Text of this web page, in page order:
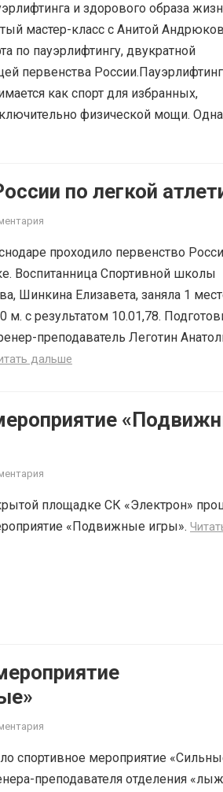
и здорового образа
мастер-класс с Анитой
по пауэрлифтингу, двукратной
первенства России.Пауэрлифтинг
как спорт для избранных,
физической мощи.
по легкой
проходило первенство
Воспитанница Спортивной школы
Шинкина Елизавета, заняла 1
м. с результатом 10.01,78.
преподаватель Леготин
дальше
площадке СК «Электрон»
«Подвижные игры».
спортивное мероприятие
преподавателя отделения